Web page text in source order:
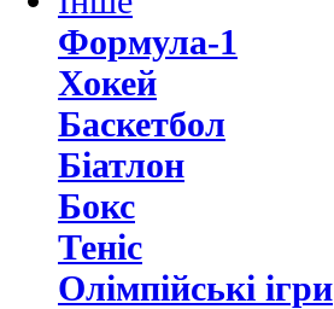
Формула-1
Хокей
Баскетбол
Біатлон
Бокс
Теніс
Олімпійські ігри